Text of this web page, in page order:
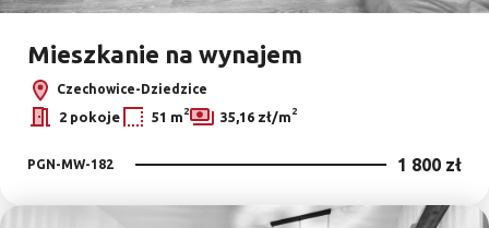
Mieszkanie na wynajem
Czechowice-Dziedzice
2 pokoje 51 m2 35,16 zł/m2
PGN-MW-182 1 800 zł